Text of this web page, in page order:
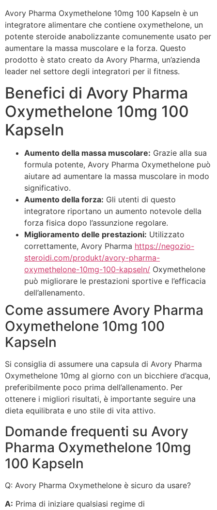
Avory Pharma Oxymethelone 10mg 100 Kapseln è un
integratore alimentare che contiene oxymethelone, un
potente steroide anabolizzante comunemente usato per
aumentare la massa muscolare e la forza. Questo
prodotto è stato creato da Avory Pharma, un’azienda
leader nel settore degli integratori per il fitness.
Benefici di Avory Pharma
Oxymethelone 10mg 100
Kapseln
Aumento della massa muscolare: Grazie alla sua
formula potente, Avory Pharma Oxymethelone può
aiutare ad aumentare la massa muscolare in modo
significativo.
Aumento della forza: Gli utenti di questo
integratore riportano un aumento notevole della
forza fisica dopo l’assunzione regolare.
Miglioramento delle prestazioni: Utilizzato
correttamente, Avory Pharma https://negozio-
steroidi.com/produkt/avory-pharma-
oxymethelone-10mg-100-kapseln/ Oxymethelone
può migliorare le prestazioni sportive e l’efficacia
dell’allenamento.
Come assumere Avory Pharma
Oxymethelone 10mg 100
Kapseln
Si consiglia di assumere una capsula di Avory Pharma
Oxymethelone 10mg al giorno con un bicchiere d’acqua,
preferibilmente poco prima dell’allenamento. Per
ottenere i migliori risultati, è importante seguire una
dieta equilibrata e uno stile di vita attivo.
Domande frequenti su Avory
Pharma Oxymethelone 10mg
100 Kapseln
Q: Avory Pharma Oxymethelone è sicuro da usare?
A: Prima di iniziare qualsiasi regime di